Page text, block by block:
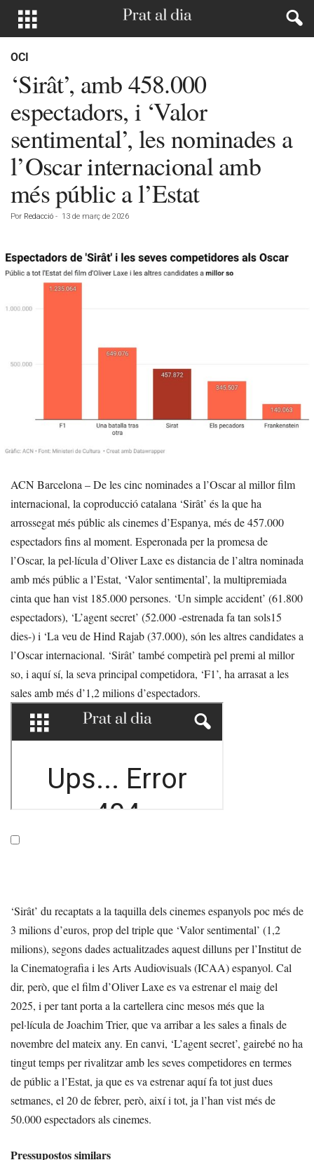
OCI
‘Sirât’, amb 458.000
espectadors, i ‘Valor
sentimental’, les nominades a
l’Oscar internacional amb
més públic a l’Estat
Por Redacció - 13 de març de 2026
ACN Barcelona – De les cinc nominades a l’Oscar al millor film
internacional, la coproducció catalana ‘Sirât’ és la que ha
arrossegat més públic als cinemes d’Espanya, més de 457.000
espectadors fins al moment. Esperonada per la promesa de
l’Oscar, la pel·lícula d’Oliver Laxe es distancia de l’altra nominada
amb més públic a l’Estat, ‘Valor sentimental’, la multipremiada
cinta que han vist 185.000 persones. ‘Un simple accident’ (61.800
espectadors), ‘L’agent secret’ (52.000 -estrenada fa tan sols15
dies-) i ‘La veu de Hind Rajab (37.000), són les altres candidates a
l’Oscar internacional. ‘Sirât’ també competirà pel premi al millor
so, i aquí sí, la seva principal competidora, ‘F1’, ha arrasat a les
sales amb més d’1,2 milions d’espectadors.
‘Sirât’ du recaptats a la taquilla dels cinemes espanyols poc més de
3 milions d’euros, prop del triple que ‘Valor sentimental’ (1,2
milions), segons dades actualitzades aquest dilluns per l’Institut de
la Cinematografia i les Arts Audiovisuals (ICAA) espanyol. Cal
dir, però, que el film d’Oliver Laxe es va estrenar el maig del
2025, i per tant porta a la cartellera cinc mesos més que la
pel·lícula de Joachim Trier, que va arribar a les sales a finals de
novembre del mateix any. En canvi, ‘L’agent secret’, gairebé no ha
tingut temps per rivalitzar amb les seves competidores en termes
de públic a l’Estat, ja que es va estrenar aquí fa tot just dues
setmanes, el 20 de febrer, però, així i tot, ja l’han vist més de
50.000 espectadors als cinemes.
Pressupostos similars